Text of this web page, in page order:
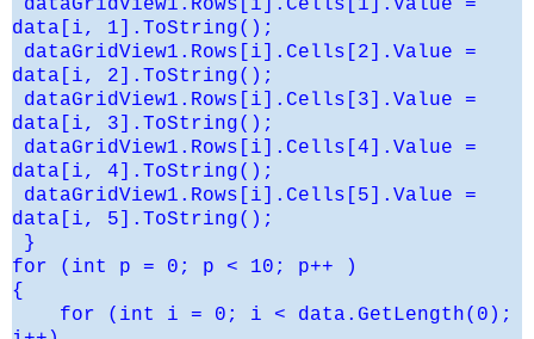
dataGridView1.Rows[i].Cells[1].Value =
data[i, 1].ToString();
dataGridView1.Rows[i].Cells[2].Value =
data[i, 2].ToString();
dataGridView1.Rows[i].Cells[3].Value =
data[i, 3].ToString();
dataGridView1.Rows[i].Cells[4].Value =
data[i, 4].ToString();
dataGridView1.Rows[i].Cells[5].Value =
data[i, 5].ToString();
}
for (int p = 0; p < 10; p++ )
{
for (int i = 0; i < data.GetLength(0);